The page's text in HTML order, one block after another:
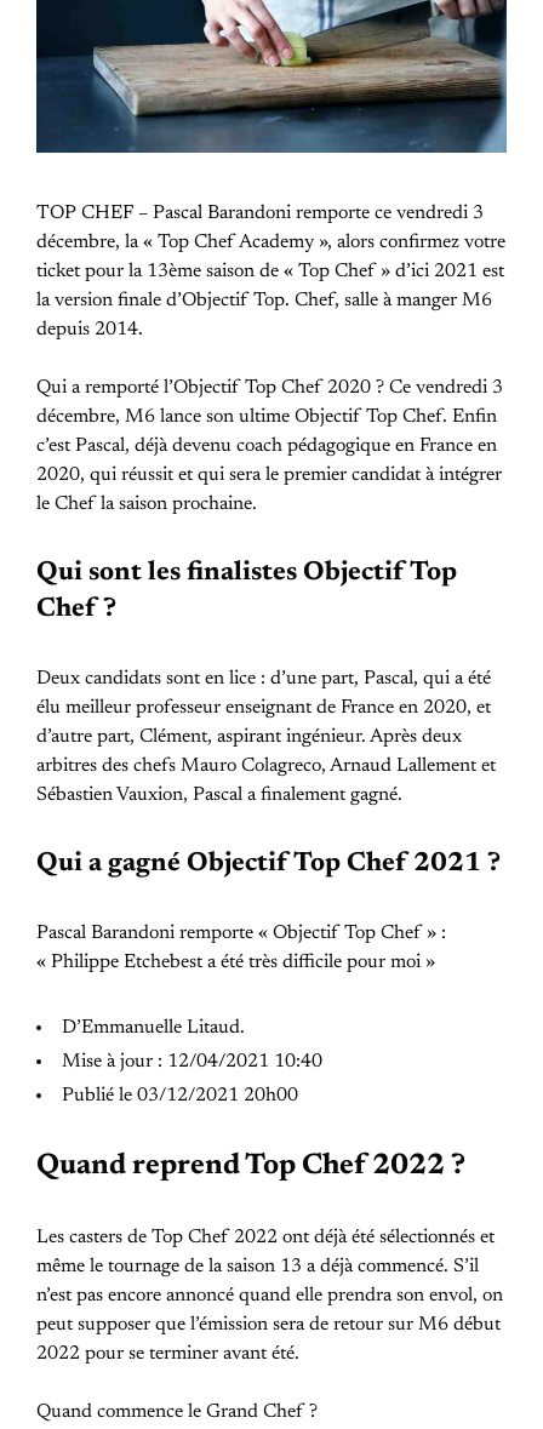
TOP CHEF – Pascal Barandoni remporte ce vendredi 3
décembre, la « Top Chef Academy », alors confirmez votre
ticket pour la 13ème saison de « Top Chef » d’ici 2021 est
la version finale d’Objectif Top. Chef, salle à manger M6
depuis 2014.
Qui a remporté l’Objectif Top Chef 2020 ? Ce vendredi 3
décembre, M6 lance son ultime Objectif Top Chef. Enfin
c’est Pascal, déjà devenu coach pédagogique en France en
2020, qui réussit et qui sera le premier candidat à intégrer
le Chef la saison prochaine.
Qui sont les finalistes Objectif Top
Chef ?
Deux candidats sont en lice : d’une part, Pascal, qui a été
élu meilleur professeur enseignant de France en 2020, et
d’autre part, Clément, aspirant ingénieur. Après deux
arbitres des chefs Mauro Colagreco, Arnaud Lallement et
Sébastien Vauxion, Pascal a finalement gagné.
Qui a gagné Objectif Top Chef 2021 ?
Pascal Barandoni remporte « Objectif Top Chef » :
« Philippe Etchebest a été très difficile pour moi »
D’Emmanuelle Litaud.
Mise à jour : 12/04/2021 10:40
Publié le 03/12/2021 20h00
Quand reprend Top Chef 2022 ?
Les casters de Top Chef 2022 ont déjà été sélectionnés et
même le tournage de la saison 13 a déjà commencé. S’il
n’est pas encore annoncé quand elle prendra son envol, on
peut supposer que l’émission sera de retour sur M6 début
2022 pour se terminer avant été.
Quand commence le Grand Chef ?